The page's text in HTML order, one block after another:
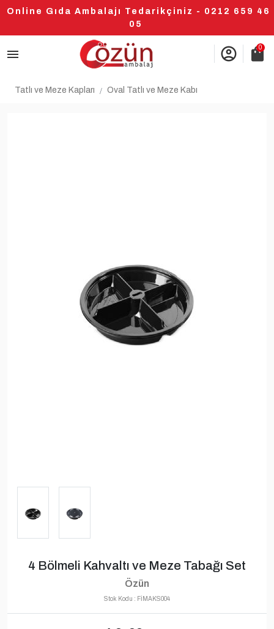
Online Gıda Ambalajı Tedarikçiniz - 0212 659 46
05
account_circle shopping_bag
0
Tatlı ve Meze Kapları Oval Tatlı ve Meze Kabı
4 Bölmeli Kahvaltı ve Meze Tabağı Set
Özün
Stok Kodu : FİMAKS004